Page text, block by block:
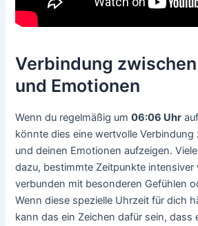
Verbindung
und Emotionen
Wenn du regelmäßig um06:06 Uhr
könnte dies eine wertvolle
und deinen Emotionen aufzeigen.
dazu, bestimmte Zeitpunkte
verbunden mit besonderen Gefühlen
Wenn diese spezielle Uhrzeit für dich
kann das ein Zeichen dafür sein, dass